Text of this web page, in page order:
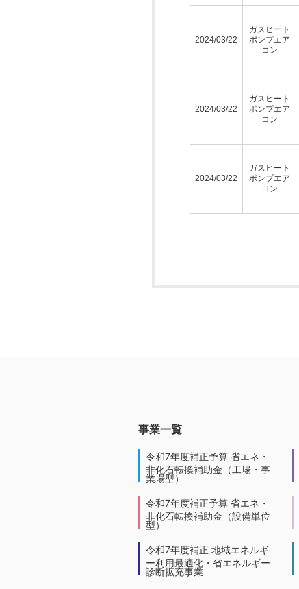
2024/03/22
ガスヒート
ポンプエア
コン
2024/03/22
ガスヒート
ポンプエア
コン
2024/03/22
ガスヒート
ポンプエア
コン
事業一覧
令和7年度補正予算 省エネ・
非化石転換補助金（工場・事
業場型）
令和7年度補正予算 省エネ・
非化石転換補助金（設備単位
型）
令和7年度補正 地域エネルギ
ー利用最適化・省エネルギー
診断拡充事業